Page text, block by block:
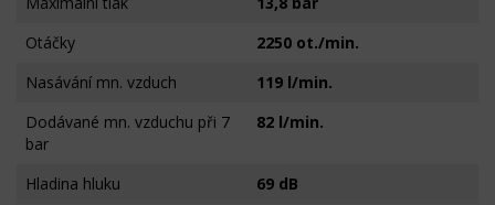
Otáčky
2250 ot./min.
Nasávání mn. vzduch
119 l/min.
Dodávané mn. vzduchu při 7
bar
82 l/min.
Hladina hluku
69 dB